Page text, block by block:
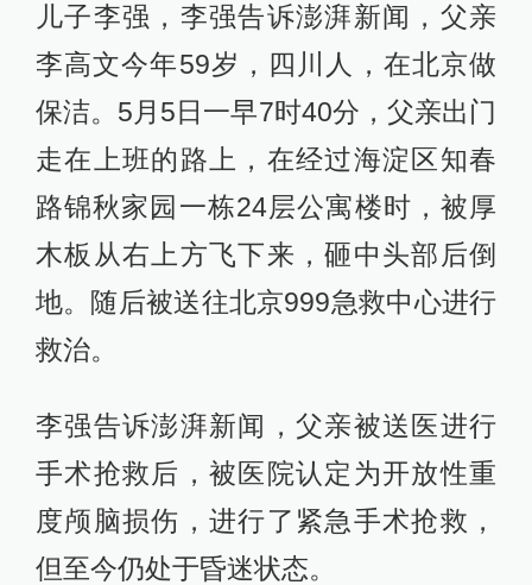
儿子李强，李强告诉澎湃新闻，父亲
李高文今年59岁，四川人，在北京做
保洁。5月5日一早7时40分，父亲出门
走在上班的路上，在经过海淀区知春
路锦秋家园一栋24层公寓楼时，被厚
木板从右上方飞下来，砸中头部后倒
地。随后被送往北京999急救中心进行
救治。
李强告诉澎湃新闻，父亲被送医进行
手术抢救后，被医院认定为开放性重
度颅脑损伤，进行了紧急手术抢救，
但至今仍处于昏迷状态。